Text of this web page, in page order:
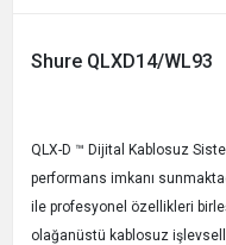
Shure QLXD14/WL93
QLX-D ™ Dijital Kablosuz
performans imkanı
ile profesyonel özellikleri
olağanüstü kablosuz